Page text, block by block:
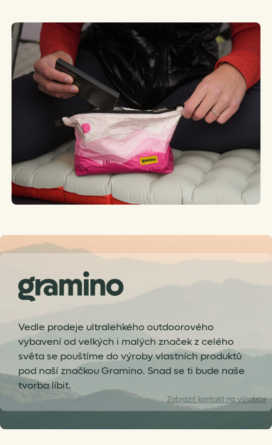
Vedle prodeje ultralehkého outdoorového
vybavení od velkých i malých značek z celého
světa se pouštíme do výroby vlastních produktů
pod naší značkou Gramino. Snad se ti bude naše
tvorba líbit.
Zobrazit kontakt na výrobce